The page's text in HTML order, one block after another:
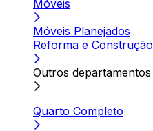
Móveis
Móveis Planejados
Reforma e Construção
Outros departamentos
Quarto Completo